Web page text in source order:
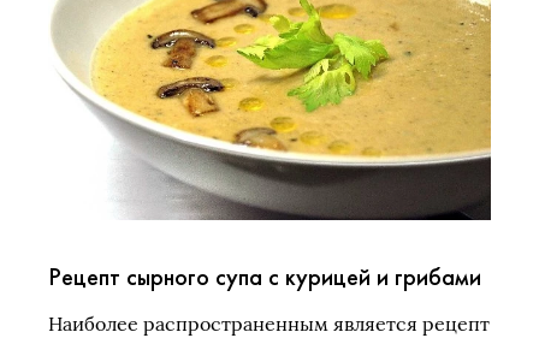
Рецепт сырного супа с курицей и грибами
Наиболее распространенным является рецепт